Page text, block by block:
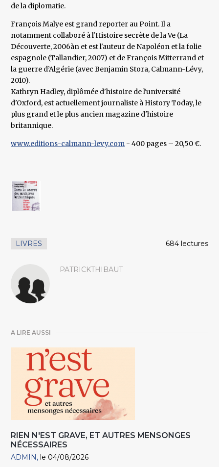
de la diplomatie.
François Malye est grand reporter au Point. Il a
notamment collaboré à l'Histoire secrète de la Ve (La
Découverte, 2006àn et est l'auteur de Napoléon et la folie
espagnole (Tallandier, 2007) et de François Mitterrand et
la guerre d’Algérie (avec Benjamin Stora, Calmann-Lévy,
2010).
Kathryn Hadley, diplômée d'histoire de l'université
d'Oxford, est actuellement journaliste à History Today, le
plus grand et le plus ancien magazine d'histoire
britannique.
www.editions-calmann-levy.com - 400 pages – 20,50 €.
LIVRES 684 lectures
PATRICKTHIBAUT
A LIRE AUSSI
RIEN N'EST GRAVE, ET AUTRES MENSONGES
NÉCESSAIRES
ADMIN le 04/08/2026